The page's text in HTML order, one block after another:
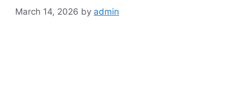
March 14, 2026 by admin